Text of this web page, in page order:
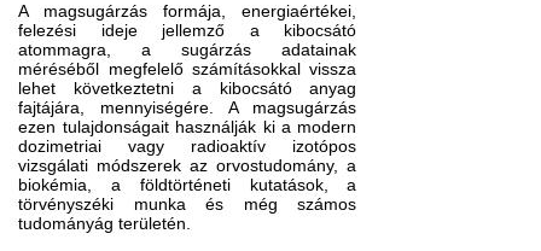
A magsugárzás formája, energiaértékei,
felezési ideje jellemző a kibocsátó
atommagra, a sugárzás adatainak
méréséből megfelelő számításokkal vissza
lehet következtetni a kibocsátó anyag
fajtájára, mennyiségére. A magsugárzás
ezen tulajdonságait használják ki a modern
dozimetriai vagy radioaktív izotópos
vizsgálati módszerek az orvostudomány, a
biokémia, a földtörténeti kutatások, a
törvényszéki munka és még számos
tudományág területén.